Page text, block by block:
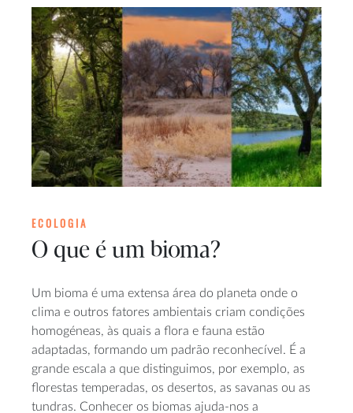
ECOLOGIA
O que é um bioma?
Um bioma é uma extensa área do planeta onde o
clima e outros fatores ambientais criam condições
homogéneas, às quais a flora e fauna estão
adaptadas, formando um padrão reconhecível. É a
grande escala a que distinguimos, por exemplo, as
florestas temperadas, os desertos, as savanas ou as
tundras. Conhecer os biomas ajuda-nos a